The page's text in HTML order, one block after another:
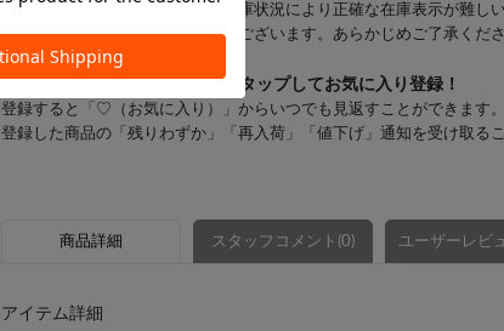
※一部の商品では、商品仕様や在庫状況により正確な在庫表示が難しい
店舗在庫を表示していない場合がございます。あらかじめご了承くださ
▼気になるアイテムは「♡」をタップしてお気に入り登録！
登録すると「♡（お気に入り）」からいつでも見返すことができます。
登録した商品の「残りわずか」「再入荷」「値下げ」通知を受け取る
商品詳細 スタッフコメント(0) ユーザーレビ
アイテム詳細